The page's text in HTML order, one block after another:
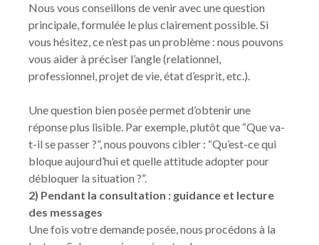
Nous vous conseillons de venir avec une question
principale, formulée le plus clairement possible. Si
vous hésitez, ce n’est pas un problème : nous pouvons
vous aider à préciser l’angle (relationnel,
professionnel, projet de vie, état d’esprit, etc.).
Une question bien posée permet d’obtenir une
réponse plus lisible. Par exemple, plutôt que “Que va-
t-il se passer ?”, nous pouvons cibler : “Qu’est-ce qui
bloque aujourd’hui et quelle attitude adopter pour
débloquer la situation ?”.
2) Pendant la consultation : guidance et lecture
des messages
Une fois votre demande posée, nous procédons à la